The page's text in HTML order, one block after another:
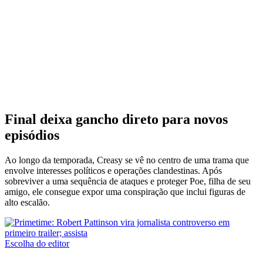
Final deixa gancho direto para novos
episódios
Ao longo da temporada, Creasy se vê no centro de uma trama que
envolve interesses políticos e operações clandestinas. Após
sobreviver a uma sequência de ataques e proteger Poe, filha de seu
amigo, ele consegue expor uma conspiração que inclui figuras de
alto escalão.
Escolha do editor